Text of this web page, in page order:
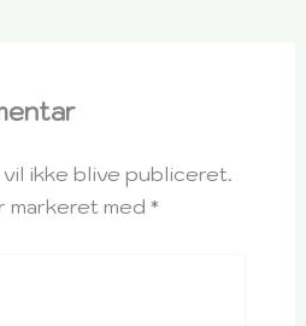
vil ikke blive publiceret.
med *